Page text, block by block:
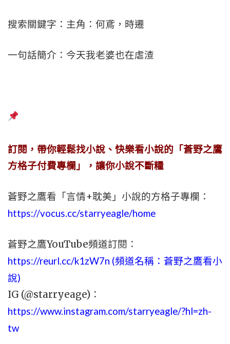
搜索關鍵字：主角：何鳶，時遷
一句話簡介：今天我老婆也在虐渣
訂閱，帶你輕鬆找小說、快樂看小說的「蒼野之鷹
方格子付費專欄」，讓你小說不斷糧
蒼野之鷹看「言情+耽美」小說的方格子專欄：
https://vocus.cc/starryeagle/home
蒼野之鷹YouTube頻道訂閱：
https://reurl.cc/k1zW7n (頻道名稱：蒼野之鷹看小
說)
IG (@starryeage)：
https://www.instagram.com/starryeagle/?hl=zh-
tw